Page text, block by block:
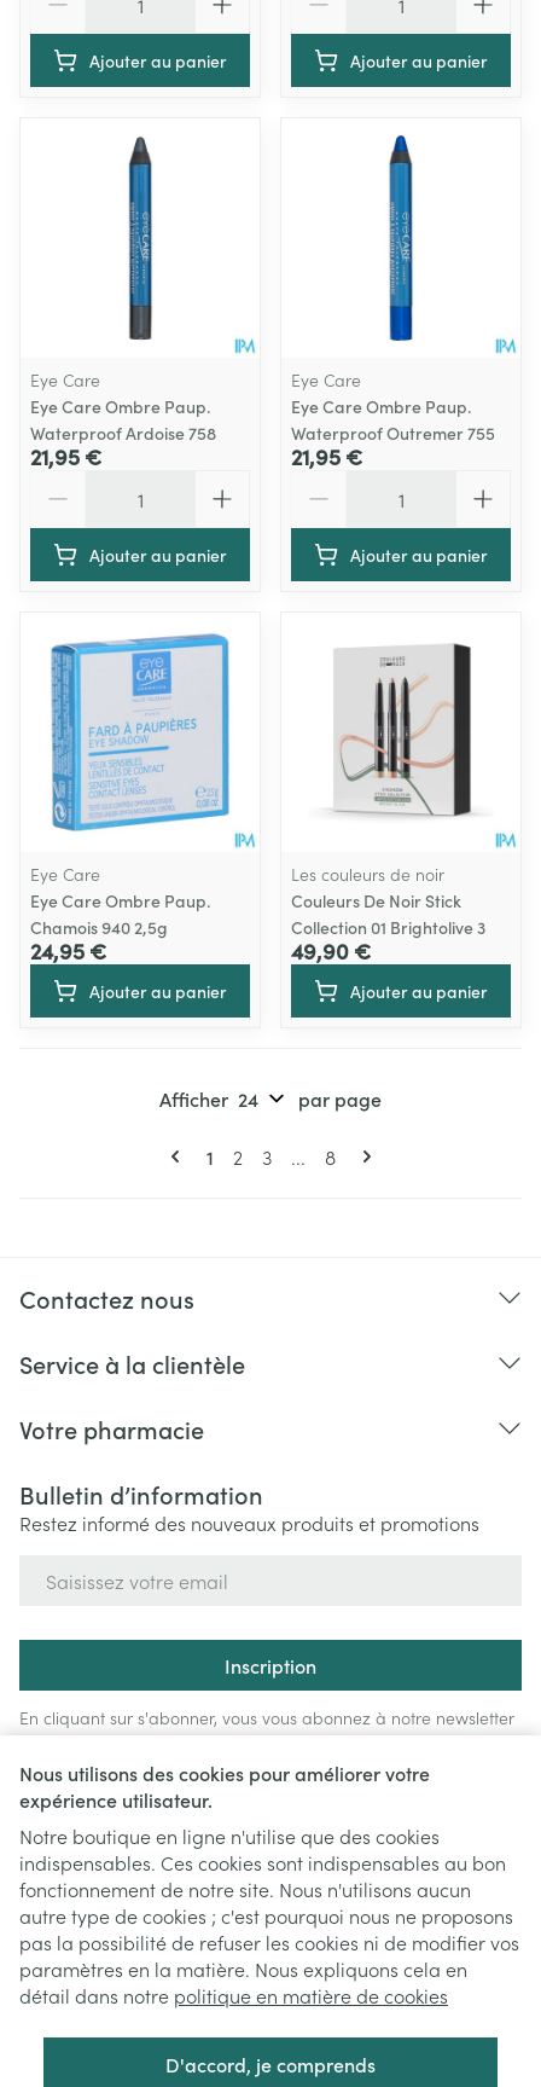
Nous utilisons des cookies pour améliorer votre
expérience utilisateur.
Notre boutique en ligne n'utilise que des cookies
indispensables. Ces cookies sont indispensables au bon
fonctionnement de notre site. Nous n'utilisons aucun
autre type de cookies ; c'est pourquoi nous ne proposons
pas la possibilité de refuser les cookies ni de modifier vos
paramètres en la matière. Nous expliquons cela en
détail dans notre politique en matière de cookies
D'accord, je comprends
Ajouter au panier Ajouter au panier
Eye Care
Eye Care Ombre Paup.
Waterproof Ardoise 758
21,95 €
Ajouter au panier
Eye Care
Eye Care Ombre Paup.
Waterproof Outremer 755
21,95 €
Ajouter au panier
Eye Care
Eye Care Ombre Paup.
Chamois 940 2,5g
24,95 €
Ajouter au panier
Les couleurs de noir
Couleurs De Noir Stick
Collection 01 Brightolive 3
49,90 €
Ajouter au panier
Pages
Vous lisez actuellement la page
1 Page
2 Page
3 ... Page
8
Afficher par page
Contactez nous
Service à la clientèle
Votre pharmacie
Bulletin d’information
Restez informé des nouveaux produits et promotions
Inscription
En cliquant sur s'abonner, vous vous abonnez à notre newsletter
et acceptez notrepolitique de confidentialité.
Liens légaux